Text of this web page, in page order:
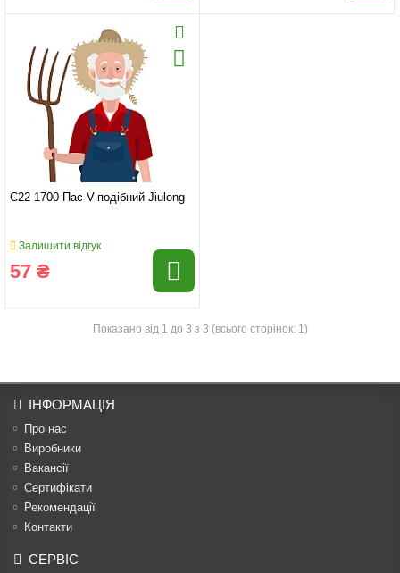
C22 1700 Пас V-подібний Jiulong
Залишити відгук
57 ₴
Показано від 1 до 3 з 3 (всього сторінок: 1)
ІНФОРМАЦІЯ
Про нас
Виробники
Вакансії
Сертифікати
Рекомендації
Контакти
СЕРВІС